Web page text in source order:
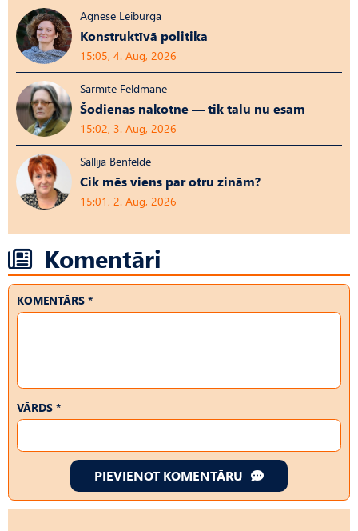
Agnese Leiburga
Konstruktīvā politika
15:05, 4. Aug, 2026
Sarmīte Feldmane
Šodienas nākotne — tik tālu nu esam
15:02, 3. Aug, 2026
Sallija Benfelde
Cik mēs viens par otru zinām?
15:01, 2. Aug, 2026
Komentāri
KOMENTĀRS *
VĀRDS *
PIEVIENOT KOMENTĀRU